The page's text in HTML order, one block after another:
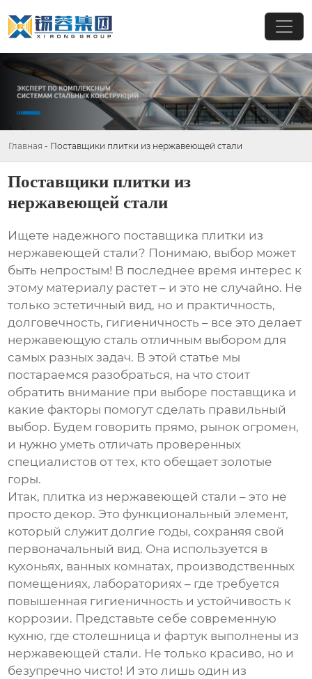
Главная - Поставщики плитки из нержавеющей стали
Поставщики плитки из
нержавеющей стали
Ищете надежного поставщика плитки из
нержавеющей стали? Понимаю, выбор может
быть непростым! В последнее время интерес к
этому материалу растет – и это не случайно. Не
только эстетичный вид, но и практичность,
долговечность, гигиеничность – все это делает
нержавеющую сталь отличным выбором для
самых разных задач. В этой статье мы
постараемся разобраться, на что стоит
обратить внимание при выборе поставщика и
какие факторы помогут сделать правильный
выбор. Будем говорить прямо, рынок огромен,
и нужно уметь отличать проверенных
специалистов от тех, кто обещает золотые
горы.
Итак, плитка из нержавеющей стали – это не
просто декор. Это функциональный элемент,
который служит долгие годы, сохраняя свой
первоначальный вид. Она используется в
кухоньях, ванных комнатах, производственных
помещениях, лабораториях – где требуется
повышенная гигиеничность и устойчивость к
коррозии. Представьте себе современную
кухню, где столешница и фартук выполнены из
нержавеющей стали. Не только красиво, но и
безупречно чисто! И это лишь один из